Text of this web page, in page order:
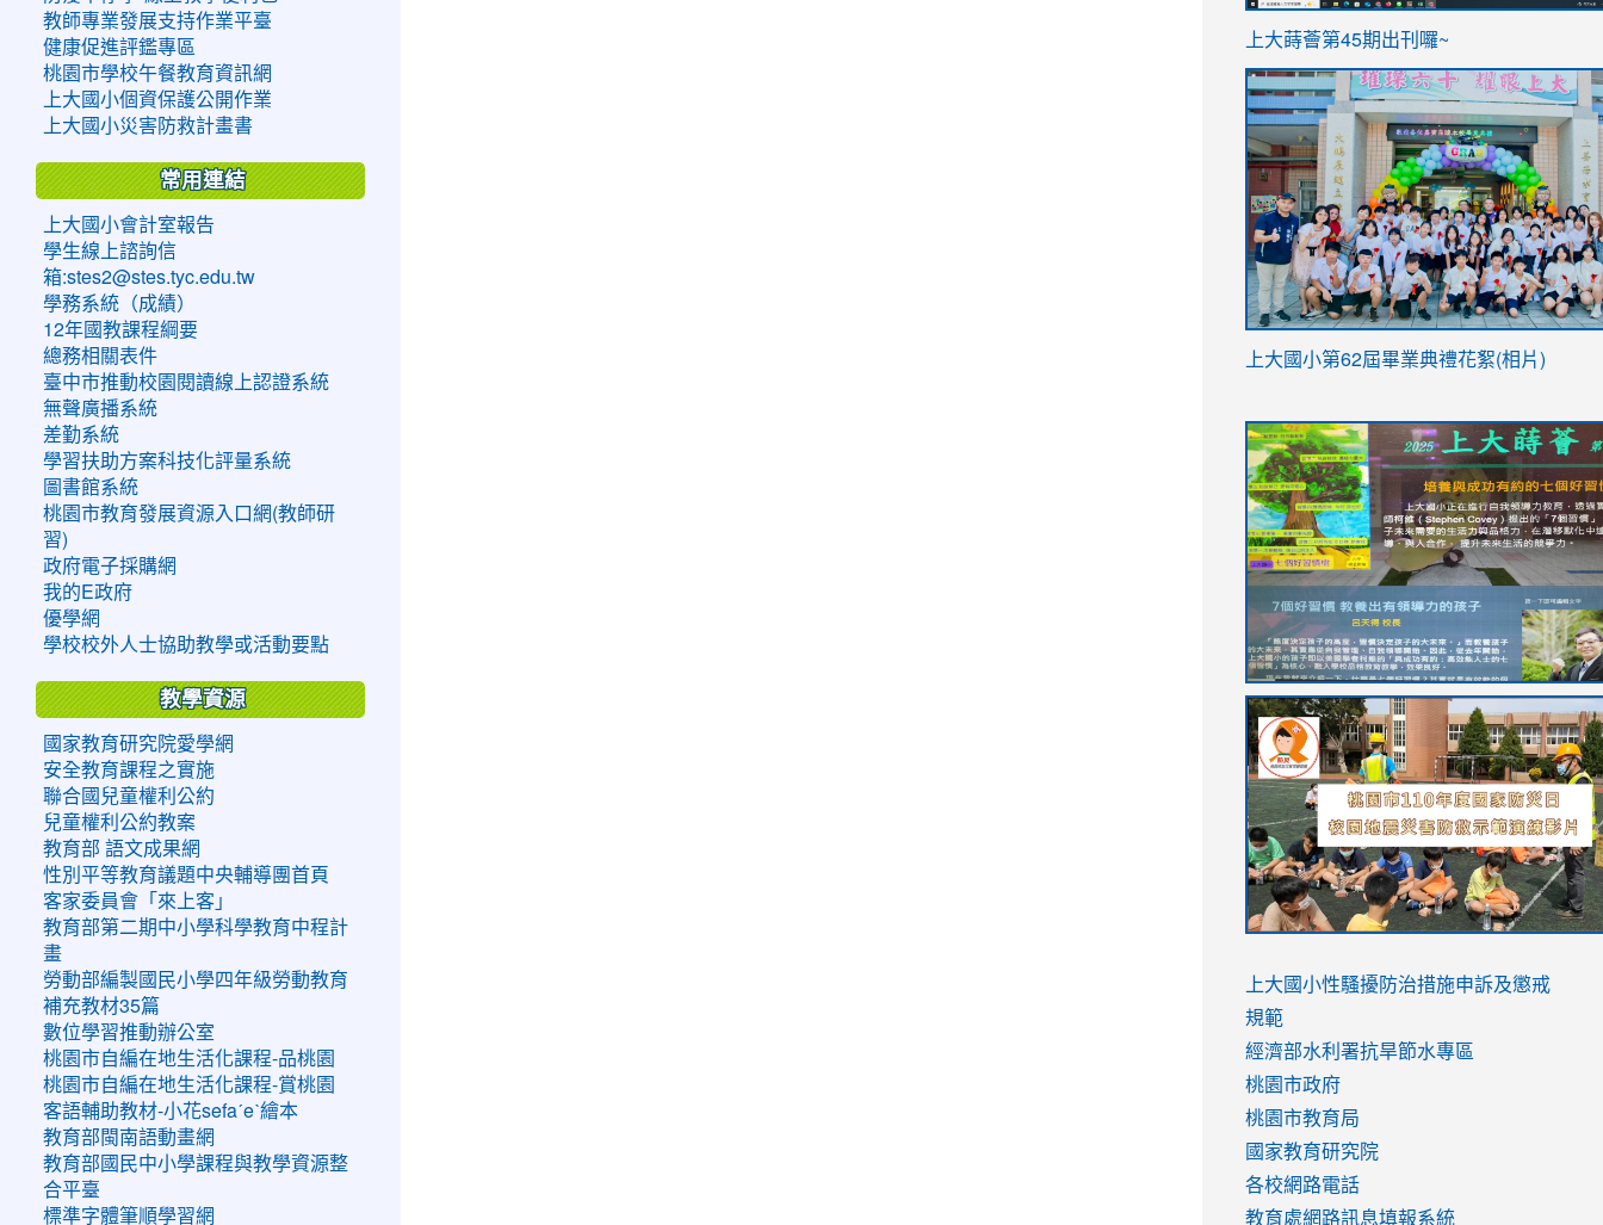
教師專業發展支持作業平臺
健康促進評鑑專區
桃園市學校午餐教育資訊網
上大國小個資保護公開作業
上大國小災害防救計畫書
常用連結
上大國小會計室報告
學生線上諮詢信
箱:stes2@stes.tyc.edu.tw
學務系統（成績）
12年國教課程綱要
總務相關表件
臺中市推動校園閱讀線上認證系統
無聲廣播系統
差勤系統
學習扶助方案科技化評量系統
圖書館系統
桃園市教育發展資源入口網(教師研
習)
政府電子採購網
我的E政府
優學網
學校校外人士協助教學或活動要點
教學資源
國家教育研究院愛學網
安全教育課程之實施
聯合國兒童權利公約
兒童權利公約教案
教育部 語文成果網
性別平等教育議題中央輔導團首頁
客家委員會「來上客」
教育部第二期中小學科學教育中程計
畫
勞動部編製國民小學四年級勞動教育
補充教材35篇
數位學習推動辦公室
桃園市自編在地生活化課程-品桃園
桃園市自編在地生活化課程-賞桃園
客語輔助教材-小花sefaˊeˋ繪本
教育部閩南語動畫網
教育部國民中小學課程與教學資源整
合平臺
標準字體筆順學習網
ink
https://sites.google.com/stes.tyc.edu.tw/
link
https://sites.google.com/stes.tyc.edu.tw/
上大蒔薈第45期出刊囉~
link
YfDQppRvyMk686kIw6SBbssEIZ6WnT/
usp=sharing
上大國小第62屆畢業典禮花絮(相片)
to
https://drive.google.com/file/d/1I-
YfDQppRvyMk686kIw6SBbssEIZ6WnT/
usp=sharing
to
https://sites.google.com/stes.tyc.edu.tw/
link
to
https://sites.google.com/stes.tyc.edu.tw/
link
to
https://drive.google.com/file/d/
usp=sharing
link
to
https://youtu.be/jJOMVWY3-
8M
link
to
https://drive.google.com/file/d/
usp=sharing
to
https://www.youtube.com/watch?
v=hC_gdZndU9s
to
https://www.youtube.com/watch?
v=hC_gdZndU9s
link
to
https://www.youtube.com/watch?
v=mfpNykQ0g4M
上大國小性騷擾防治措施申訴及懲戒
規範
經濟部水利署抗旱節水專區
桃園市政府
桃園市教育局
國家教育研究院
各校網路電話
教育處網路訊息填報系統